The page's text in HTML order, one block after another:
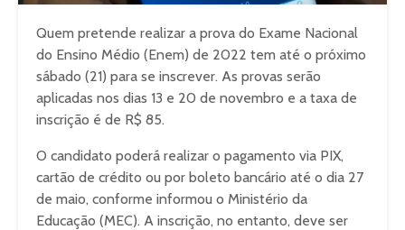
Quem pretende realizar a prova do Exame Nacional
do Ensino Médio (Enem) de 2022 tem até o próximo
sábado (21) para se inscrever. As provas serão
aplicadas nos dias 13 e 20 de novembro e a taxa de
inscrição é de R$ 85.
O candidato poderá realizar o pagamento via PIX,
cartão de crédito ou por boleto bancário até o dia 27
de maio, conforme informou o Ministério da
Educação (MEC). A inscrição, no entanto, deve ser